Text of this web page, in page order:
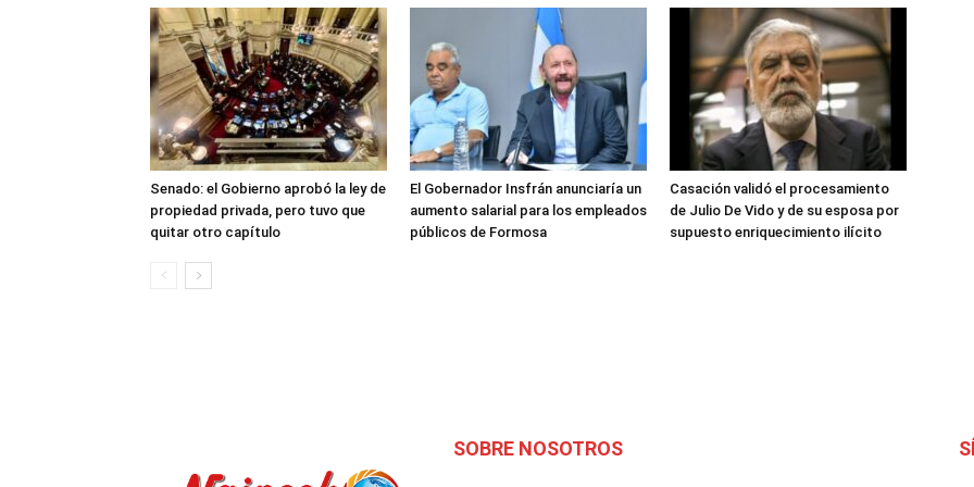
Senado: el Gobierno aprobó la ley de
propiedad privada, pero tuvo que
quitar otro capítulo
El Gobernador Insfrán anunciaría un
aumento salarial para los empleados
públicos de Formosa
Casación validó el procesamiento
de Julio De Vido y de su esposa por
supuesto enriquecimiento ilícito
SOBRE NOSOTROS